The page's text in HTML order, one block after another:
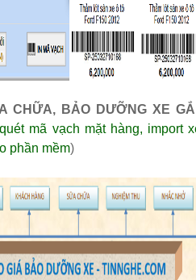
CHỮA, BẢO DƯỠNG XE
mã vạch mặt hàng, import
phần mềm)